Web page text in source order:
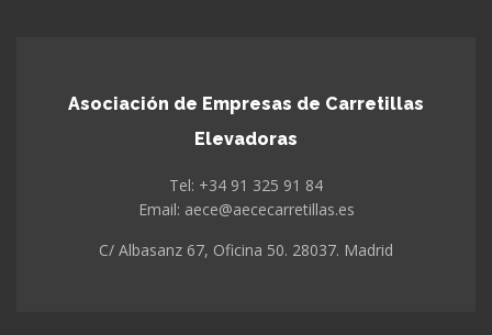
Asociación de Empresas de Carretillas
Elevadoras
Tel: +34 91 325 91 84
Email: aece@aececarretillas.es
C/ Albasanz 67, Oficina 50. 28037. Madrid